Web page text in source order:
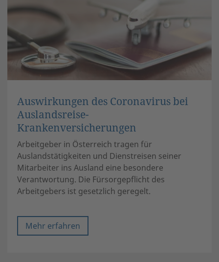
Auswirkungen des Coronavirus bei
Auslandsreise-
Krankenversicherungen
Arbeitgeber in Österreich tragen für
Auslandstätigkeiten und Dienstreisen seiner
Mitarbeiter ins Ausland eine besondere
Verantwortung. Die Fürsorgepflicht des
Arbeitgebers ist gesetzlich geregelt.
Mehr erfahren